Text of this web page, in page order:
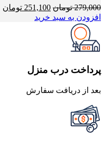
279,000 تومان قیمت
اصلی
251,100 تومان
افزودن به سبد خرید
پرداخت درب منزل
بعد از دریافت سفارش